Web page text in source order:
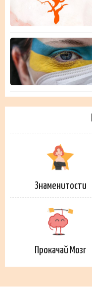
Знаменитости
Прокачай Мозг